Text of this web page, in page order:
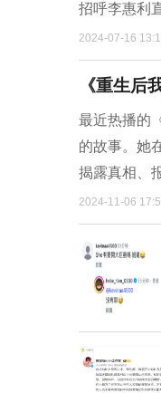
招呼李惠利
2024-07-16
《重生后
最近热播的
的故事。她
揭露真相、
2024-11-06